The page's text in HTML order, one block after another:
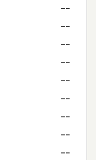
--
--
--
--
--
--
--
--
--